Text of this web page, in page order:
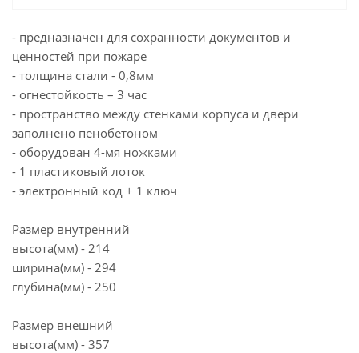
- предназначен для сохранности документов и
ценностей при пожаре
- толщина стали - 0,8мм
- огнестойкость – 3 час
- пространство между стенками корпуса и двери
заполнено пенобетоном
- оборудован 4-мя ножками
- 1 пластиковый лоток
- электронный код + 1 ключ
Размер внутренний
высота(мм) - 214
ширина(мм) - 294
глубина(мм) - 250
Размер внешний
высота(мм) - 357